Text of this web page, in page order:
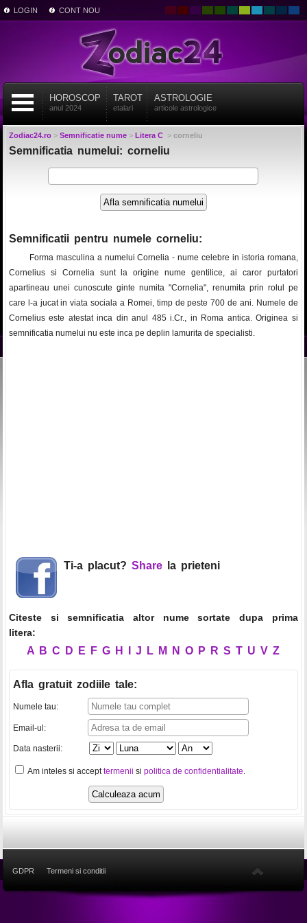
LOGIN CONT NOU
HOROSCOP
anul 2024
TAROT
etalari
ASTROLOGIE
articole astrologice
Zodiac24.ro> Semnificatie nume> Litera C> corneliu
Semnificatia numelui: corneliu
Semnificatii pentru numele corneliu:
Forma masculina a numelui Cornelia - nume celebre in istoria romana,
Cornelius si Cornelia sunt la origine nume gentilice, ai caror purtatori
apartineau unei cunoscute ginte numita "Cornelia", renumita prin rolul pe
care l-a jucat in viata sociala a Romei, timp de peste 700 de ani. Numele de
Cornelius este atestat inca din anul 485 i.Cr., in Roma antica. Originea si
semnificatia numelui nu este inca pe deplin lamurita de specialisti.
Ti-a placut? Share la prieteni
Citeste si semnificatia altor nume sortate dupa prima
litera:
A B C D E F G H J L M N O P R S T U V Z
Afla gratuit zodiile tale:
Numele tau:
Email-ul:
Data nasterii:
Am inteles si accepttermenii si politica de confidentialitate.
GDPR Termeni si conditii